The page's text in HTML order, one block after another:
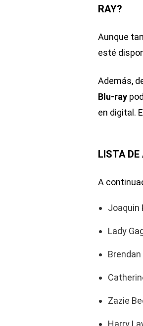
RAY?
Aunque
esté
Además,
Blu-ray
en digital.
LISTA DE
A
Joaquin
Lady
Zazie
Harry